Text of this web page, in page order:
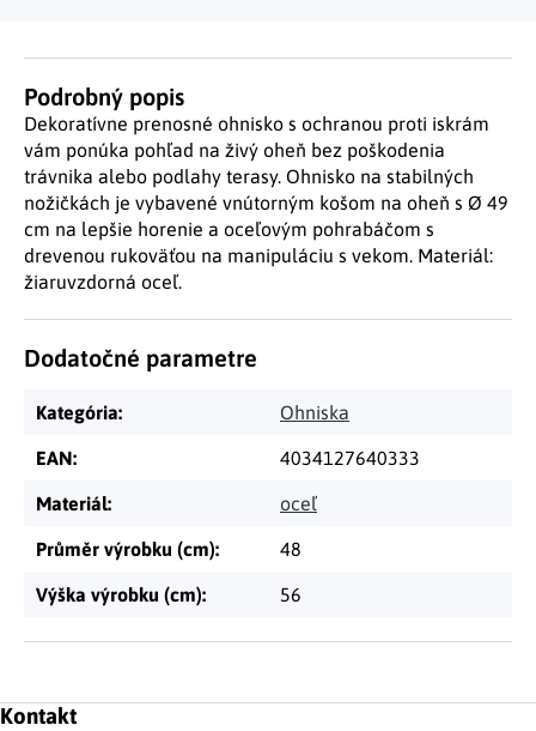
Podrobný popis
Dekoratívne prenosné ohnisko s ochranou proti iskrám
vám ponúka pohľad na živý oheň bez poškodenia
trávnika alebo podlahy terasy. Ohnisko na stabilných
nožičkách je vybavené vnútorným košom na oheň s Ø 49
cm na lepšie horenie a oceľovým pohrabáčom s
drevenou rukoväťou na manipuláciu s vekom. Materiál:
žiaruvzdorná oceľ.
Dodatočné parametre
Kategória: Ohniska
EAN: 4034127640333
Materiál: oceľ
Průměr výrobku (cm): 48
Výška výrobku (cm): 56
Zápätie
Kontakt